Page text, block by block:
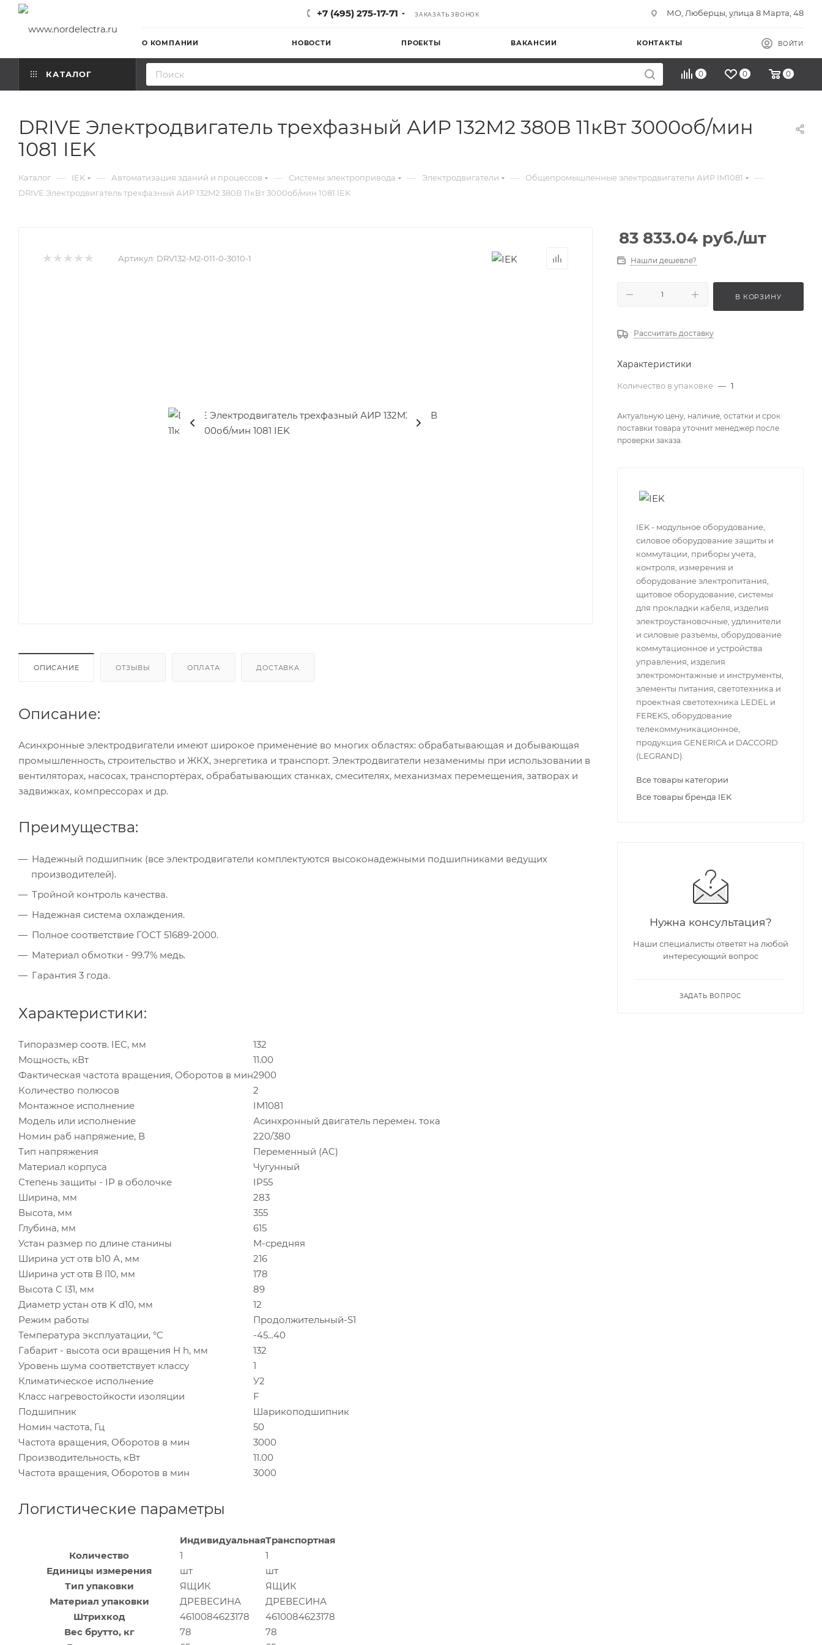
+7 (495) 275-17-71 ЗАКАЗАТЬ ЗВОНОК МО, Люберцы, улица 8 Марта, 48
О КОМПАНИИ НОВОСТИ ПРОЕКТЫ ВАКАНСИИ КОНТАКТЫ ВОЙТИ
КАТАЛОГ 0 0 0
DRIVE Электродвигатель трехфазный АИР 132M2 380В 11кВт 3000об/мин
1081 IEK
Каталог — IEK — Автоматизация зданий и процессов — Системы электропривода — Электродвигатели — Общепромышленные электродвигатели АИР IM1081 —
DRIVE Электродвигатель трехфазный АИР 132M2 380В 11кВт 3000об/мин 1081 IEK
Артикул: DRV132-M2-011-0-3010-1
ОПИСАНИЕ ОТЗЫВЫ ОПЛАТА ДОСТАВКА
Описание:
Асинхронные электродвигатели имеют широкое применение во многих областях: обрабатывающая и добывающая
промышленность, строительство и ЖКХ, энергетика и транспорт. Электродвигатели незаменимы при использовании в
вентиляторах, насосах, транспортёрах, обрабатывающих станках, смесителях, механизмах перемещения, затворах и
задвижках, компрессорах и др.
Преимущества:
Надежный подшипник (все электродвигатели комплектуются высоконадежными подшипниками ведущих
производителей).
Тройной контроль качества.
Надежная система охлаждения.
Полное соответствие ГОСТ 51689-2000.
Материал обмотки - 99.7% медь.
Гарантия 3 года.
Характеристики:
Типоразмер соотв. IEC, мм
132
Мощность, кВт
11.00
Фактическая частота вращения, Оборотов в мин2900
Количество полюсов
2
Монтажное исполнение
IM1081
Модель или исполнение
Асинхронный двигатель перемен. тока
Номин раб напряжение, В
220/380
Тип напряжения
Переменный (AC)
Материал корпуса
Чугунный
Степень защиты - IP в оболочке
IP55
Ширина, мм
283
Высота, мм
355
Глубина, мм
615
Устан размер по длине станины
M-средняя
Ширина уст отв b10 А, мм
216
Ширина уст отв B l10, мм
178
Высота C l31, мм
89
Диаметр устан отв K d10, мм
12
Режим работы
Продолжительный-S1
Температура эксплуатации, °C
-45...40
Габарит - высота оси вращения H h, мм
132
Уровень шума соответствует классу
1
Климатическое исполнение
У2
Класс нагревостойкости изоляции
F
Подшипник
Шарикоподшипник
Номин частота, Гц
50
Частота вращения, Оборотов в мин
3000
Производительность, кВт
11.00
Частота вращения, Оборотов в мин
3000
Логистические параметры
ИндивидуальнаяТранспортная
Количество
1
1
Единицы измерения
шт
шт
Тип упаковки
ЯЩИК
ЯЩИК
Материал упаковки
ДРЕВЕСИНА
ДРЕВЕСИНА
Штрихкод
4610084623178
4610084623178
Вес брутто, кг
78
78
83 833.04 руб./шт
Нашли дешевле?
В КОРЗИНУ
Рассчитать доставку
Характеристики
Количество в упаковке — 1
Актуальную цену, наличие, остатки и срок
поставки товара уточнит менеджер после
проверки заказа.
IEK - модульное оборудование,
силовое оборудование защиты и
коммутации, приборы учета,
контроля, измерения и
оборудование электропитания,
щитовое оборудование, системы
для прокладки кабеля, изделия
электроустановочные, удлинители
и силовые разъемы, оборудование
коммутационное и устройства
управления, изделия
электромонтажные и инструменты,
элементы питания, светотехника и
проектная светотехника LEDEL и
FEREKS, оборудование
телекоммуникационное,
продукция GENERICA и DACCORD
(LEGRAND).
Все товары категории
Все товары бренда IEK
Нужна консультация?
Наши специалисты ответят на любой
интересующий вопрос
ЗАДАТЬ ВОПРОС